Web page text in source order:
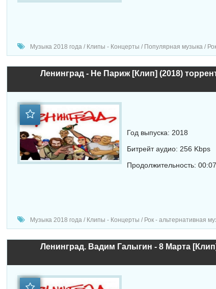
Музыка 2018 года / Клипы - Концерты / Популярная музыка /
Ленинград - Не Париж [Клип] (2018)
Год выпуска: 2018
Битрейт аудио: 256 Kbps
Продолжительность:
Музыка 2018 года / Клипы - Концерты / Рок - альтернативная
Ленинград. Вадим Галыгин - 8 Марта